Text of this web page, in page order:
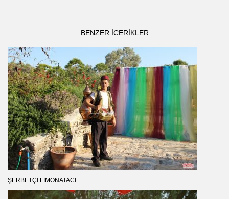
BENZER ICERIKLER
ŞERBETÇI LIMONATACI